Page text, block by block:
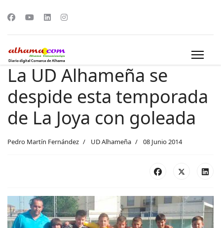
La UD Alhameña se
despide esta temporada
de La Joya con goleada
Pedro Martín Fernández UD Alhameña 08 Junio 2014